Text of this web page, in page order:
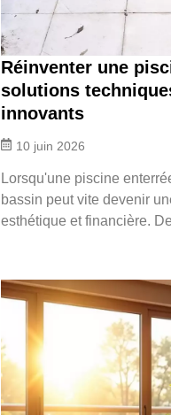
Réinventer une
solutions
innovants
10 juin 2026
Lorsqu'une piscine
bassin peut vite devenir
esthétique et financière.